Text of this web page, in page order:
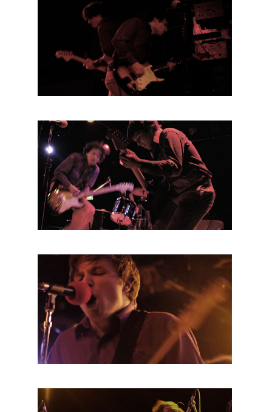
PHOTOS INFOWEBSHOP
ARSEN TSKHAY
ERYN BOSMA
ESTHER
ELINE KAMMINGA
KAREN SAAMAN
ARNOUD HEIKENS